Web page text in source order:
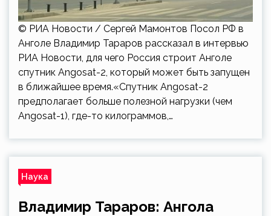
© РИА Новости / Сергей Мамонтов Посол РФ в
Анголе Владимир Тараров рассказал в интервью
РИА Новости, для чего Россия строит Анголе
спутник Angosat-2, который может быть запущен
в ближайшее время.«Спутник Angosat-2
предполагает больше полезной нагрузки (чем
Angosat-1), где-то килограммов,…
Наука
Владимир Тараров: Ангола